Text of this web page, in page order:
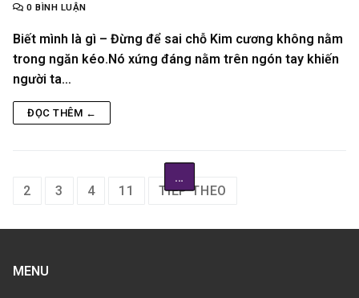
0 BÌNH LUẬN
Biết mình là gì – Đừng để sai chỗ Kim cương không nằm
trong ngăn kéo.Nó xứng đáng nằm trên ngón tay khiến
người ta…
ĐỌC THÊM ←
1
2
3 4
…
11
TIẾP THEO
MENU